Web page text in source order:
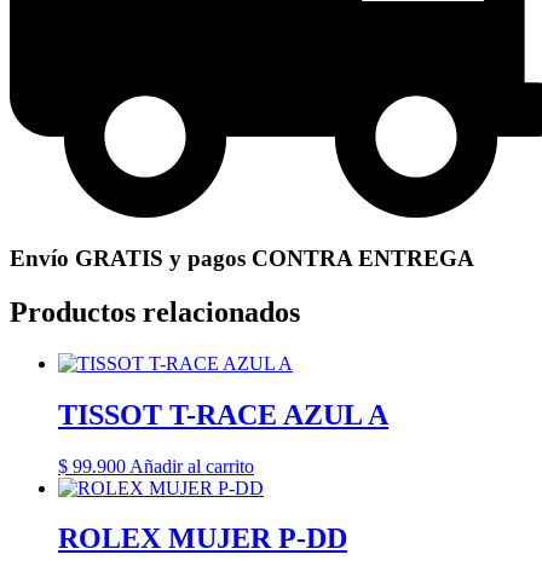
Envío GRATIS y pagos CONTRA ENTREGA
Productos relacionados
TISSOT T-RACE AZUL A
$ 99.900 Añadir al carrito
ROLEX MUJER P-DD